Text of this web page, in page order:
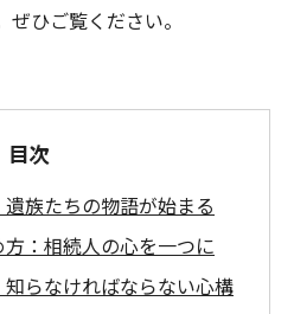
ひご覧ください。
目次
族たちの物語が始まる
：相続人の心を一つに
らなければならない心構